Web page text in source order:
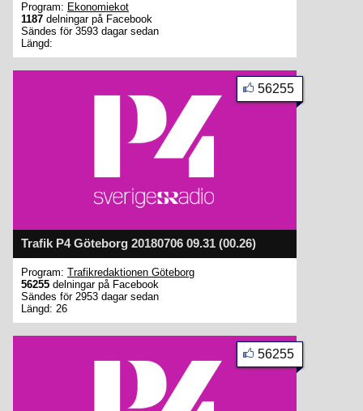
Program: Ekonomiekot
1187 delningar på Facebook
Sändes för 3593 dagar sedan
Längd:
Trafik P4 Göteborg 20180706 09.31 (00.26)
56255
Program: Trafikredaktionen Göteborg
56255 delningar på Facebook
Sändes för 2953 dagar sedan
Längd: 26
56255